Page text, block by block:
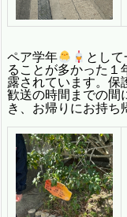
ペア学年 とし
ることが多かった １
露されています。 保
歓送の時間までの間
き、お帰りにお持ち